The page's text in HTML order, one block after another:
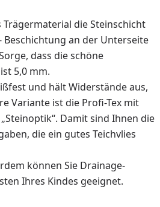
die Steinschicht
an der Unterseite
dass die schöne
5,0 mm.
und hält Widerstände aus,
Variante ist die Profi-Tex mit
Damit sind Ihnen die
die ein gutes Teichvlies
können Sie Drainage-
Ihres Kindes geeignet.